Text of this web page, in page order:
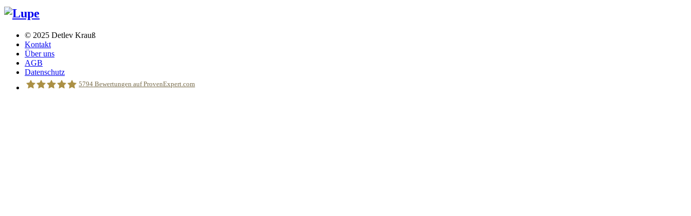
© 2025 Detlev Krauß
Kontakt
Über uns
AGB
Datenschutz
5794 Bewertungen auf ProvenExpert.com